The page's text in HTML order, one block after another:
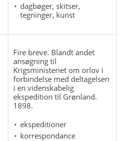
dagbøger, skitser,
tegninger, kunst
Fire breve. Blandt andet
ansøgning til
Krigsministeriet om orlov i
forbindelse med deltagelsen
i en videnskabelig
ekspedition til Grønland.
1898.
ekspeditioner
korrespondance